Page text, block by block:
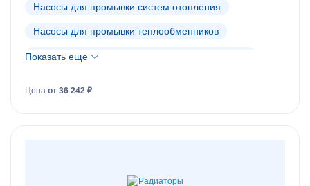
Насосы для промывки систем отопления
Насосы для промывки теплообменников
Промывочные реагенты для систем отопления
Показать еще
Цена от 36 242 ₽